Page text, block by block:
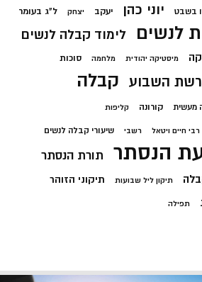
בשבט יוני כהן יעקב יצחק ל"ג בעומר
לנשים לימוד קבלה לנשים
מיסטיקה יהודית מלחמה סוכות
השבוע קבלה
מעשית קורונה קליפות
רבי חיים ויטאל רשבי שיעורי קבלה לנשים
הנסתר תורת הנסתר
תיקון ליל שבועות תיקוני הזוהר
תפילה